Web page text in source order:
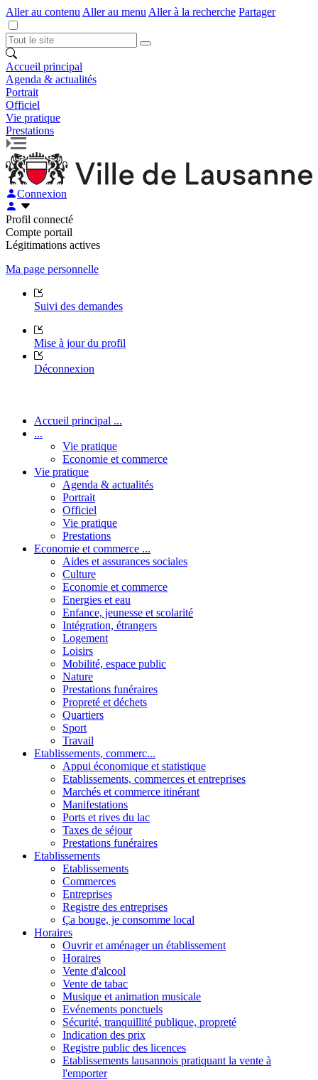
Aller au contenu Aller au menu Aller à la recherche Partager
Accueil principal
Agenda & actualités
Portrait
Officiel
Vie pratique
Prestations
Connexion
Profil connecté
Compte portail
Légitimations actives
Ma page personnelle
Suivi des demandes
Mise à jour du profil
Déconnexion
Accueil principal ...
...
Vie pratique
Economie et commerce
Vie pratique
Agenda & actualités
Portrait
Officiel
Vie pratique
Prestations
Economie et commerce ...
Aides et assurances sociales
Culture
Economie et commerce
Energies et eau
Enfance, jeunesse et scolarité
Intégration, étrangers
Logement
Loisirs
Mobilité, espace public
Nature
Prestations funéraires
Propreté et déchets
Quartiers
Sport
Travail
Etablissements, commerc...
Appui économique et statistique
Etablissements, commerces et entreprises
Marchés et commerce itinérant
Manifestations
Ports et rives du lac
Taxes de séjour
Prestations funéraires
Etablissements
Etablissements
Commerces
Entreprises
Registre des entreprises
Ça bouge, je consomme local
Horaires
Ouvrir et aménager un établissement
Horaires
Vente d'alcool
Vente de tabac
Musique et animation musicale
Evénements ponctuels
Sécurité, tranquillité publique, propreté
Indication des prix
Registre public des licences
Etablissements lausannois pratiquant la vente à
l'emporter